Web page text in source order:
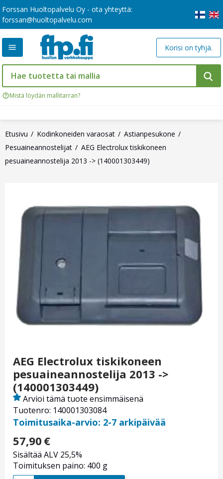
Forssan Huoltopalvelu Oy - ota yhteyttä:
forssan@huoltopalvelu.com
Mistä löydän mallitarran?
Korisi on tyhjä.
Etusivu Kodinkoneiden varaosat
Astianpesukone
Pesuaineannostelijat
AEG Electrolux tiskikoneen
pesuaineannostelija 2013 -> (140001303449)
AEG Electrolux tiskikoneen
pesuaineannostelija 2013 ->
(140001303449)
Tuotenro: 140001303084
Arvioi tämä tuote ensimmäisenä
Toimitusaika-arvio: 2-7 arkipäivää
57,90 €
Sisältää ALV 25,5%
Toimituksen paino: 400 g